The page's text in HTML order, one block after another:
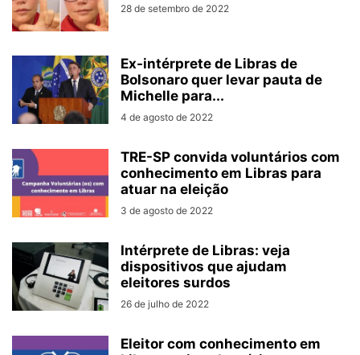
28 de setembro de 2022
Ex-intérprete de Libras de
Bolsonaro quer levar pauta de
Michelle para...
4 de agosto de 2022
TRE-SP convida voluntários com
conhecimento em Libras para
atuar na eleição
3 de agosto de 2022
Intérprete de Libras: veja
dispositivos que ajudam
eleitores surdos
26 de julho de 2022
Eleitor com conhecimento em